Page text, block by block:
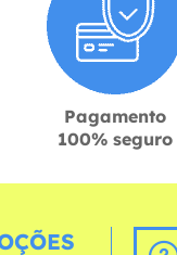
Pagamento
100% seguro